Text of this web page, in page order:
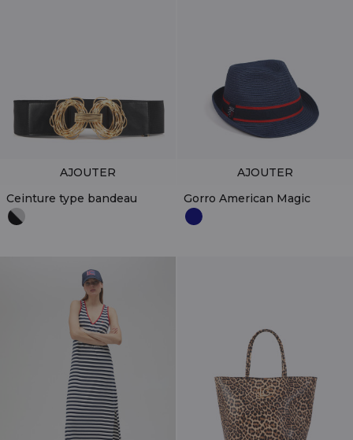
Ceinture type bandeau
AJOUTER
Gorro American Magic
AJOUTER